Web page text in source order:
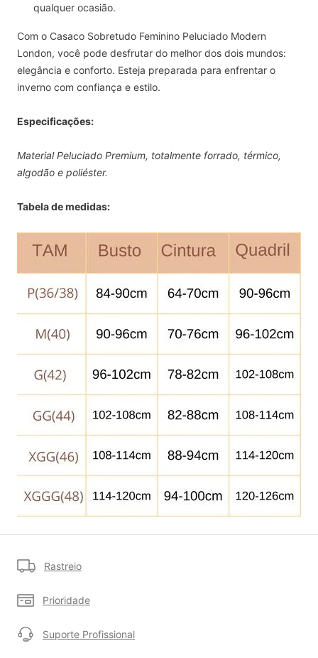
qualquer ocasião.
Com o Casaco Sobretudo Feminino Peluciado Modern
London, você pode desfrutar do melhor dos dois mundos:
elegância e conforto. Esteja preparada para enfrentar o
inverno com confiança e estilo.
Especificações:
Material Peluciado Premium, totalmente forrado, térmico,
algodão e poliéster.
Tabela de medidas:
Rastreio
Prioridade
Suporte Profissional